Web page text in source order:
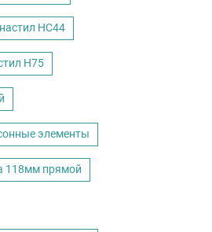
НС44
Н75
элементы
118мм прямой